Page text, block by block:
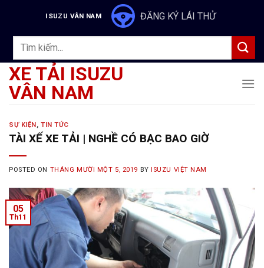
content
ISUZU VÂN NAM ĐĂNG KÝ LÁI THỬ
Tìm
XE TẢI ISUZU
VÂN NAM
SỰ KIỆN,TIN TỨC
TÀI XẾ XE TẢI | NGHỀ CÓ BẠC BAO GIỜ
POSTED ON THÁNG MƯỜI MỘT 5, 2019 BYISUZU VIỆT NAM
05
Th11